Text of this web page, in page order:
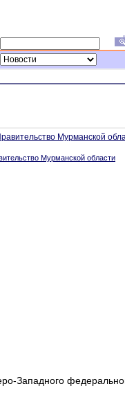
Мурманской
Мурманской области
Западного